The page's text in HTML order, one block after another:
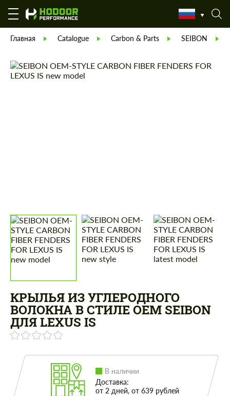
Главная Catalogue Carbon & Parts SEIBON
КРЫЛЬЯ ИЗ УГЛЕРОДНОГО
ВОЛОКНА В СТИЛЕ OEM SEIBON
ДЛЯ LEXUS IS
В наличии
Доставка:
от 2 дней, от 639 рублей